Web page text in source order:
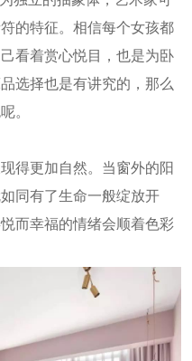
的特征。相信每个女孩都
看着赏心悦目，也是为卧
选择也是有讲究的，那么
。
得更加自然。当窗外的阳
同有了生命一般绽放开
而幸福的情绪会顺着色彩